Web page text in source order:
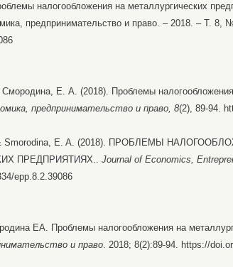
налогообложения на металлургических
предпринимательство и право. – 2018. – Т. 8,
Е. А. (2018). Проблемы налогообложения
предпринимательство и право, 8(2), 89-94.
& Smorodina, E. A. (2018). ПРОБЛЕМЫ
ПРЕДПРИЯТИЯХ.. Journal of Economics,
epp.8.2.39086
ЕА. Проблемы налогообложения на
и право. 2018; 8(2):89-94. https://